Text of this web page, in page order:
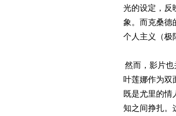
光的设定，反
象。而克桑德
个人主义（极
然而，影片
叶莲娜作为双
既是尤里的情
知之间挣扎。